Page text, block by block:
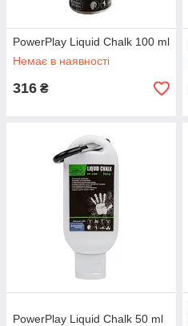
PowerPlay Liquid Chalk 100 ml
Немає в наявності
316 ₴
PowerPlay Liquid Chalk 50 ml